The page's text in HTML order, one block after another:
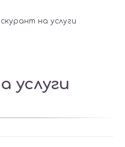
на услуги
услуги